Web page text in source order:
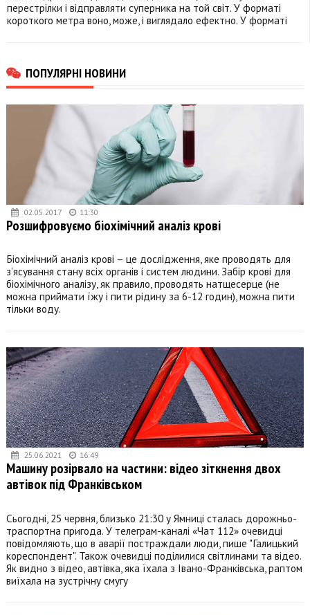
перестрілки і відправляти суперника на той світ. У форматі
короткого метра воно, може, і виглядало ефектно. У форматі
ПОПУЛЯРНІ НОВИНИ
02.05.2017 11:30
Розшифровуємо біохімічний аналіз крові
Біохімічний аналіз крові – це дослідження, яке проводять для
з’ясування стану всіх органів і систем людини. Забір крові для
біохімічного аналізу, як правило, проводять натщесерце (не
можна приймати їжу і пити рідину за 6-12 годин), можна пити
тільки воду.
25.06.2021 16:49
Машину розірвало на частини: відео зіткнення двох
автівок під Франківськом
Сьогодні, 25 червня, близько 21:30 у Ямниці сталась дорожньо-
траспортна пригода. У телеграм-каналі «Чат 112» очевидці
повідомляють, що в аварії постраждали люди, пише "Галицький
кореспондент". Також очевидці поділилися світлинами та відео.
Як видно з відео, автівка, яка їхала з Івано-Франківська, раптом
виїхала на зустрічну смугу